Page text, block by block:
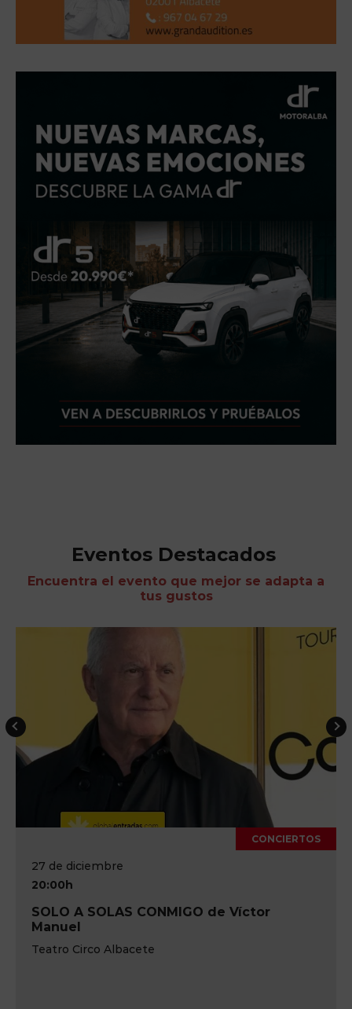
Eventos Destacados
Encuentra el evento que mejor se adapta a
tus gustos
27 de diciembre
20:00h
SOLO A SOLAS CONMIGO de Víctor
Manuel
Teatro Circo Albacete
CONCIERTOS